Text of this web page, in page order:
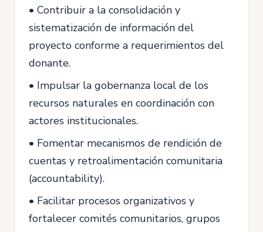
• Contribuir a la consolidación y
sistematización de información del
proyecto conforme a requerimientos del
donante.
• Impulsar la gobernanza local de los
recursos naturales en coordinación con
actores institucionales.
• Fomentar mecanismos de rendición de
cuentas y retroalimentación comunitaria
(accountability).
• Facilitar procesos organizativos y
fortalecer comités comunitarios, grupos